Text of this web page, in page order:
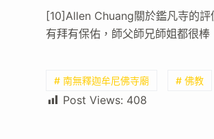
[10]Allen Chuang關於鑑凡寺的評
有拜有保佑，師父師兄師姐都很棒
# 南無釋迦牟尼佛寺廟 # 佛教
Post Views: 408